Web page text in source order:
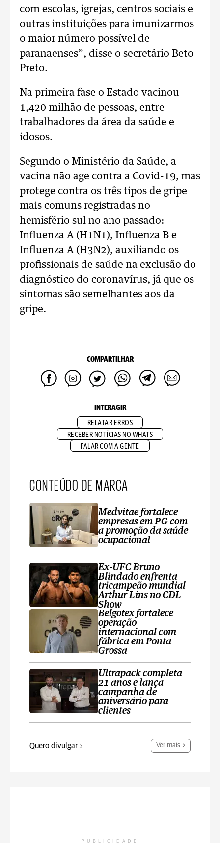
com escolas, igrejas, centros sociais e
outras instituições para imunizarmos
o maior número possível de
paranaenses”, disse o secretário Beto
Preto.
Na primeira fase o Estado vacinou
1,420 milhão de pessoas, entre
trabalhadores da área da saúde e
idosos.
Segundo o Ministério da Saúde, a
vacina não age contra a Covid-19, mas
protege contra os três tipos de gripe
mais comuns registradas no
hemisfério sul no ano passado:
Influenza A (H1N1), Influenza B e
Influenza A (H3N2), auxiliando os
profissionais de saúde na exclusão do
diagnóstico do coronavírus, já que os
sintomas são semelhantes aos da
gripe.
COMPARTILHAR
INTERAGIR
RELATAR ERROS
RECEBER NOTÍCIAS NO WHATS
FALAR COM A GENTE
CONTEÚDO DE MARCA
Medvitae fortalece
empresas em PG com
a promoção da saúde
ocupacional
Ex-UFC Bruno
Blindado enfrenta
tricampeão mundial
Arthur Lins no CDL
Show
Belgotex fortalece
operação
internacional com
fábrica em Ponta
Grossa
Ultrapack completa
21 anos e lança
campanha de
aniversário para
clientes
Quero divulgar Ver mais
PUBLICIDADE